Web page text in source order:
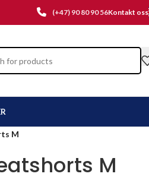
(+47) 90 80 90 56Kontakt oss
M
M